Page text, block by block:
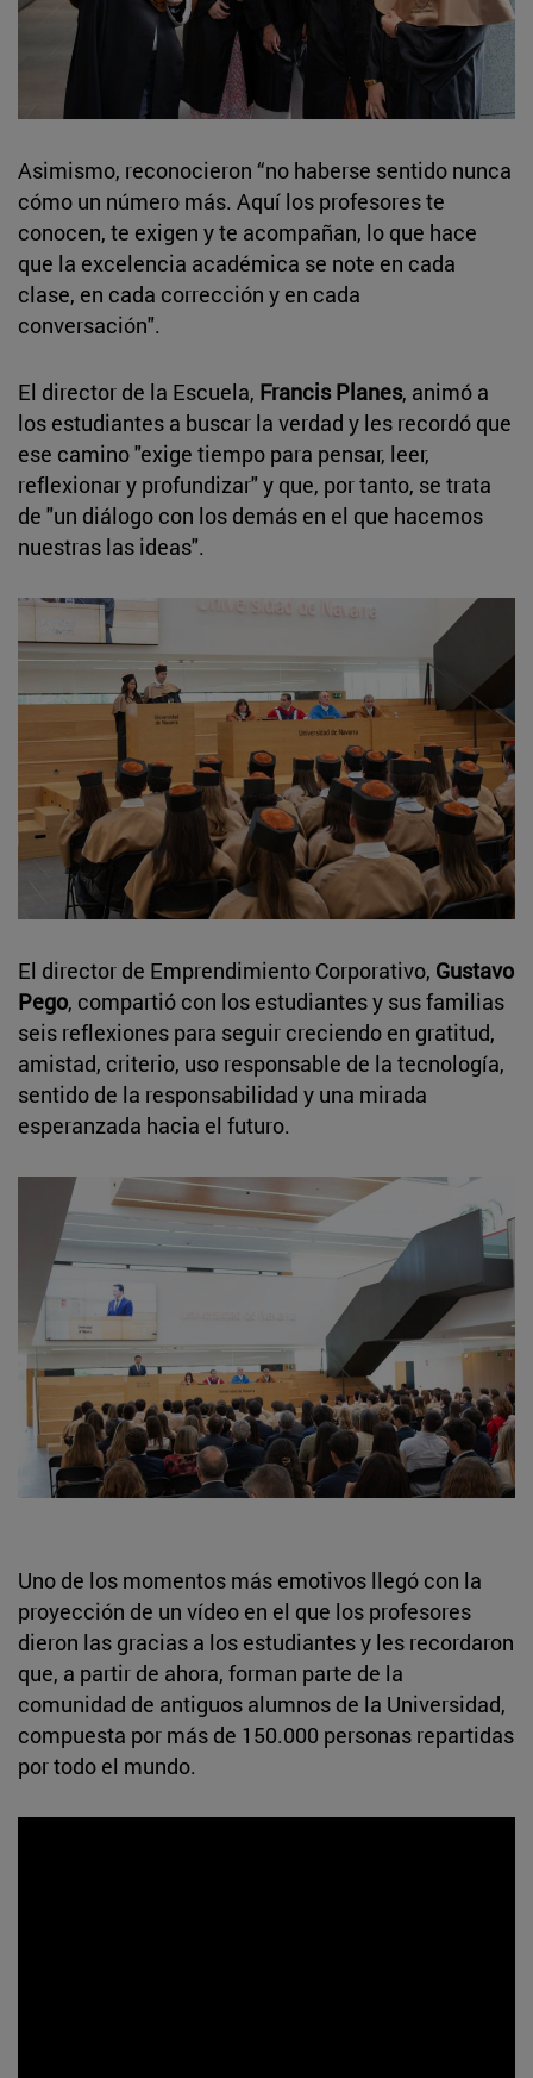
Asimismo, reconocieron “no haberse sentido nunca
cómo un número más. Aquí los profesores te
conocen, te exigen y te acompañan, lo que hace
que la excelencia académica se note en cada
clase, en cada corrección y en cada
conversación".
El director de la Escuela, Francis Planes, animó a
los estudiantes a buscar la verdad y les recordó que
ese camino "exige tiempo para pensar, leer,
reflexionar y profundizar" y que, por tanto, se trata
de "un diálogo con los demás en el que hacemos
nuestras las ideas".
El director de Emprendimiento Corporativo, Gustavo
Pego, compartió con los estudiantes y sus familias
seis reflexiones para seguir creciendo en gratitud,
amistad, criterio, uso responsable de la tecnología,
sentido de la responsabilidad y una mirada
esperanzada hacia el futuro.
Uno de los momentos más emotivos llegó con la
proyección de un vídeo en el que los profesores
dieron las gracias a los estudiantes y les recordaron
que, a partir de ahora, forman parte de la
comunidad de antiguos alumnos de la Universidad,
compuesta por más de 150.000 personas repartidas
por todo el mundo.